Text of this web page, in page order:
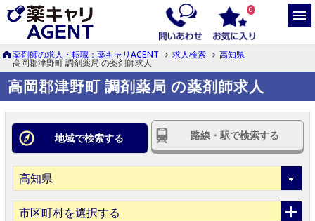
0
薬剤師の求人・転職：薬キャリAGENT 求人検索
高知県
高岡郡津野町 調剤薬局 の薬剤師求人
高岡郡津野町 調剤薬局 の薬剤師求人
地域で検索する 路線・駅で検索する
市区町村を選択する